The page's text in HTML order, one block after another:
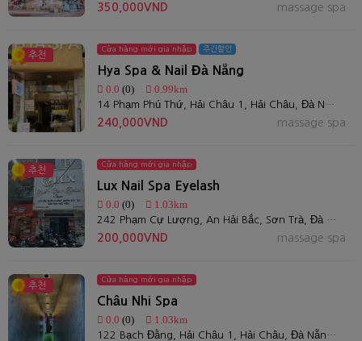
massage spa
350,000VND
추천
Cửa hàng mới gia nhập 주간할인
Hya Spa & Nail Đà Nẵng
0.0 (0) 0.99km
14 Phạm Phú Thứ, Hải Châu 1, Hải Châu, Đà Nẵng
massage spa
240,000VND
추천
Cửa hàng mới gia nhập
Lux Nail Spa Eyelash
0.0 (0) 1.03km
242 Phạm Cự Lượng, An Hải Bắc, Sơn Trà, Đà Nẵng
massage spa
200,000VND
추천
Cửa hàng mới gia nhập
Châu Nhi Spa
0.0 (0) 1.03km
122 Bạch Đằng, Hải Châu 1, Hải Châu, Đà Nẵng 550000, Việt Nam